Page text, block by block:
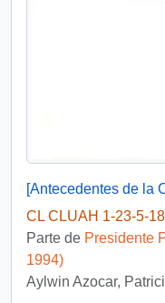
[Antecedentes de la
CL CLUAH 1-23-5-18
Parte de Presidente
1994)
Aylwin Azocar,